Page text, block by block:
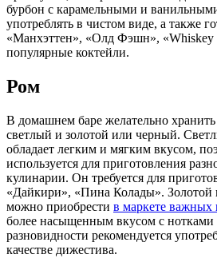
бурбон с карамельными и
употреблять в чистом виде, а также
«Манхэттен», «Олд Фэшн», «Whiskey
популярные коктейли.
Ром
В домашнем баре желательно
светлый и золотой или черный.
обладает легким и мягким вкусом,
используется для приготовления
кулинарии. Он требуется для
«Дайкири», «Пина Колады». Золотой
можно приобрести в маркете важных
более насыщенным вкусом с нотками
разновидности рекомендуется
качестве дижестива.